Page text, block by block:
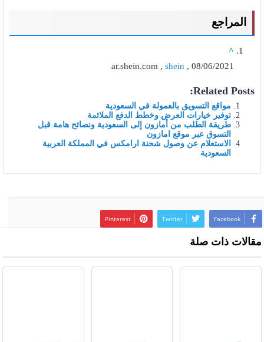
المراجع
^
ar.shein.com , shein , 08/06/2021
Related Posts:
مواقع التسويق بالعمولة في السعودية
توفير خيارات العرض وخطط الدفع الملائمة
طريقة الطلب من أمازون إلى السعودية ونصائح هامة قبل
التسوق عبر موقع امازون
الاستعلام عن وصول شحنة ارامكس في المملكة العربية
السعودية
Facebook
Twitter
Pinterest
مقالات ذات صلة